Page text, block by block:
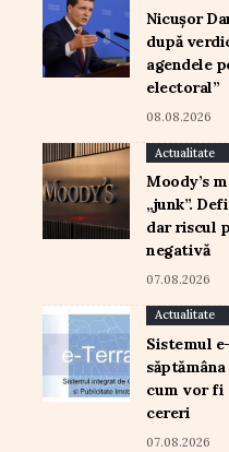
Nicușor
după
agendele
electoral”
08.08.2026
Actualitate
Moody’s
„junk”.
dar riscul
negativă
07.08.2026
Actualitate
Sistemul
cum vor fi
cereri
07.08.2026